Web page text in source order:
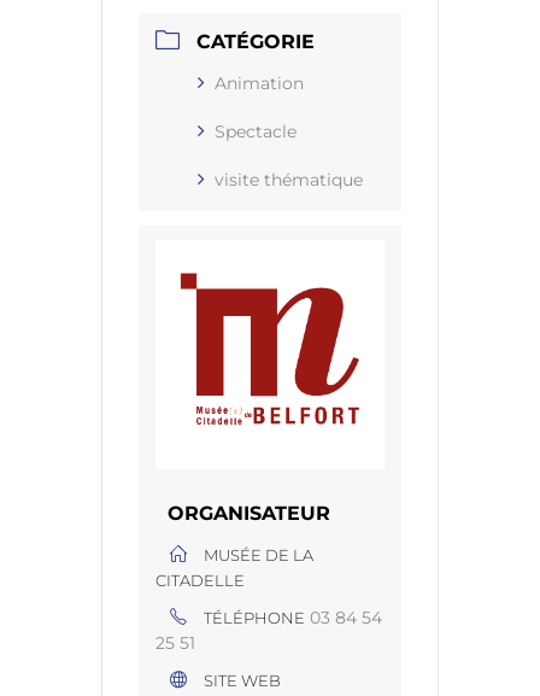
CATÉGORIE
Animation
Spectacle
visite thématique
ORGANISATEUR
MUSÉE DE LA
CITADELLE
TÉLÉPHONE 03 84 54
25 51
SITE WEB